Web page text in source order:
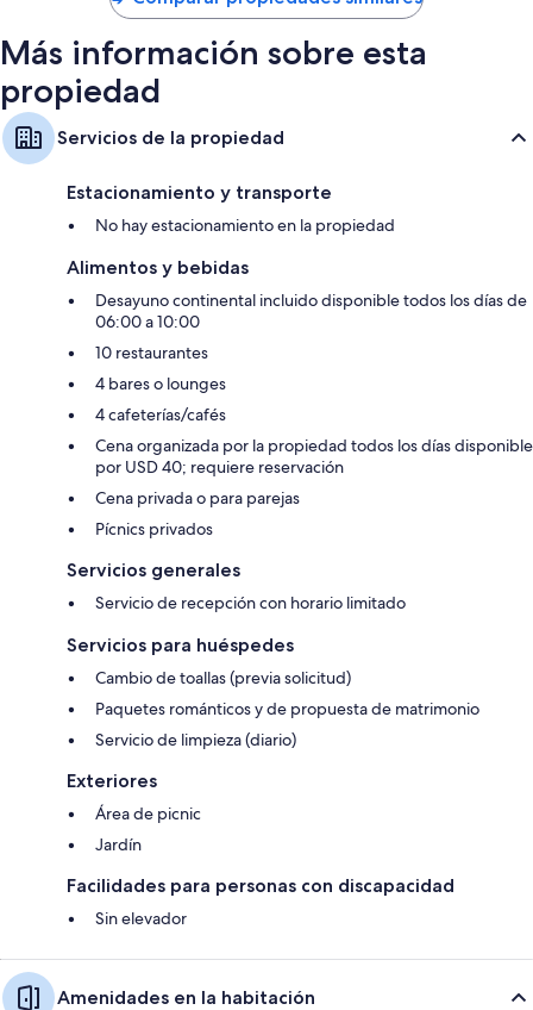
Más información sobre esta
propiedad
Servicios de la propiedad
Estacionamiento y transporte
No hay estacionamiento en la propiedad
Alimentos y bebidas
Desayuno continental incluido disponible todos los días de
06:00 a 10:00
10 restaurantes
4 bares o lounges
4 cafeterías/cafés
Cena organizada por la propiedad todos los días disponible
por USD 40; requiere reservación
Cena privada o para parejas
Pícnics privados
Servicios generales
Servicio de recepción con horario limitado
Servicios para huéspedes
Cambio de toallas (previa solicitud)
Paquetes románticos y de propuesta de matrimonio
Servicio de limpieza (diario)
Exteriores
Área de picnic
Jardín
Facilidades para personas con discapacidad
Sin elevador
Amenidades en la habitación